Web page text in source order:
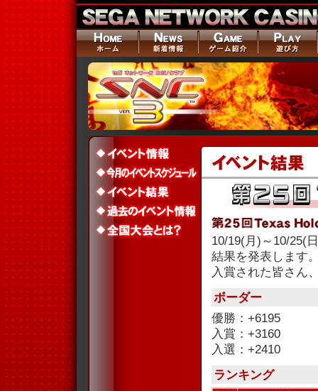
10/19(月)～10/25(
結果を発表します
入賞された皆さん
ボーダー
優勝：+6195
入賞：+3160
入選：+2410
ランキング